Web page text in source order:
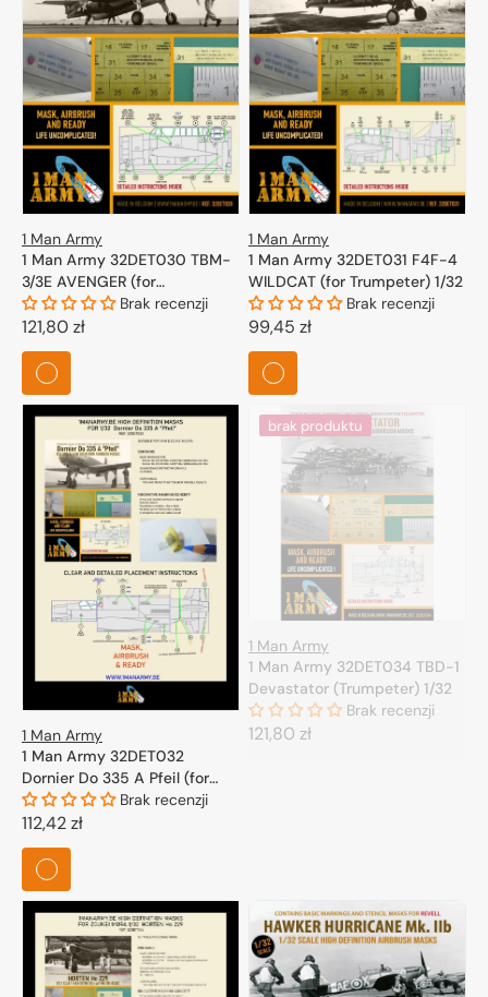
1 Man Army
1 Man Army 32DET030 TBM-
3/3E AVENGER (for
Trumpeter) 1/32Brak recenzji
Cena
regularna
121,80 zł
1 Man Army
1 Man Army 32DET031 F4F-4
WILDCAT (for Trumpeter) 1/32
Brak recenzji
Cena
regularna
99,45 zł
1 Man Army
1 Man Army 32DET032
Dornier Do 335 A Pfeil (for
HK-Model, Zoukei Mura) 1/32
Brak recenzji
Cena
regularna
112,42 zł
brak produktu
1 Man Army
1 Man Army 32DET034 TBD-1
Devastator (Trumpeter) 1/32
Brak recenzji
Cena
121,80 zł